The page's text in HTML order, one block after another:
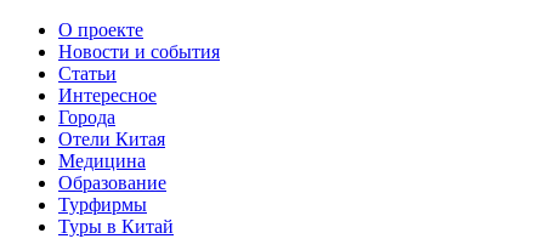
О проекте
Новости и события
Статьи
Интересное
Города
Отели Китая
Медицина
Образование
Турфирмы
Туры в Китай